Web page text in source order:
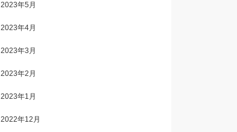
2023年5月
2023年4月
2023年3月
2023年2月
2023年1月
2022年12月